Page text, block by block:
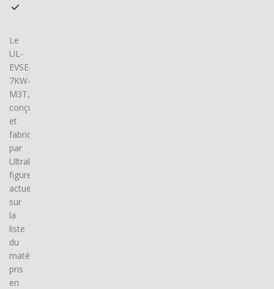
Le
UL-
EVSE-
7KW-
M3T,
conçu
et
fabriqué
par
Ultralec,
figure
actuellement
sur
la
liste
du
matériel
pris
en